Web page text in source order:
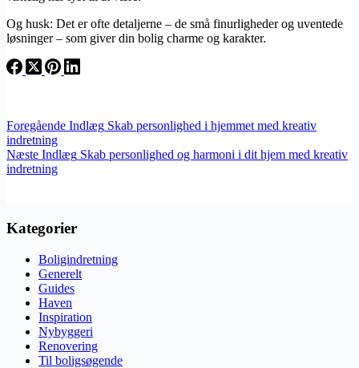
Og husk: Det er ofte detaljerne – de små finurligheder og uventede
løsninger – som giver din bolig charme og karakter.
Foregående Indlæg Skab personlighed i hjemmet med kreativ
indretning
Næste Indlæg Skab personlighed og harmoni i dit hjem med kreativ
indretning
Kategorier
Boligindretning
Generelt
Guides
Haven
Inspiration
Nybyggeri
Renovering
Til boligsøgende